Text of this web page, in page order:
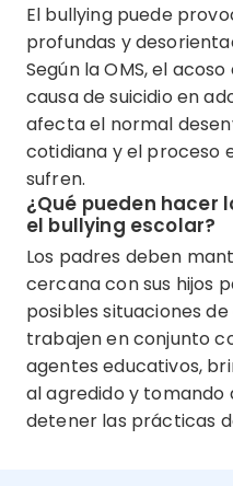
El bullying puede
profundas y
Según la OMS, el
causa de suicidio en
afecta el normal
cotidiana y el proceso
sufren.
¿Qué pueden hacer
el bullying escolar?
Los padres deben
cercana con sus hijos
posibles situaciones
trabajen en conjunto
agentes educativos,
al agredido y
detener las prácticas